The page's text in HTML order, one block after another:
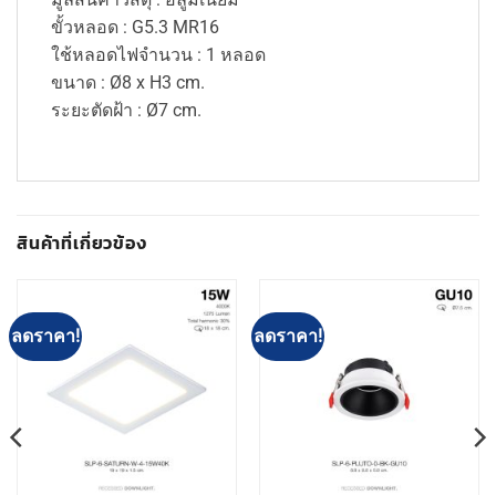
ขั้วหลอด : G5.3 MR16
ใช้หลอดไฟจำนวน : 1 หลอด
ขนาด : Ø8 x H3 cm.
ระยะตัดฝ้า : Ø7 cm.
สินค้าที่เกี่ยวข้อง
ลดราคา! ลดราคา!